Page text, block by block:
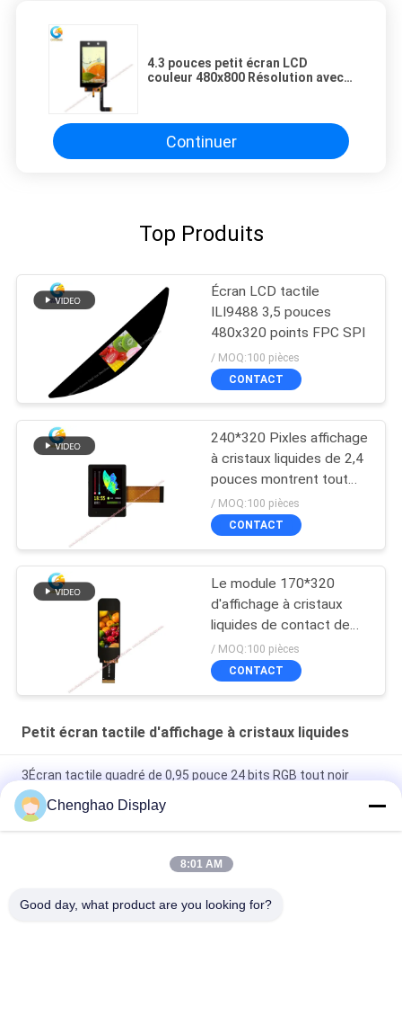
4.3 pouces petit écran LCD
couleur 480x800 Résolution avec
Continuer
Top Produits
Écran LCD tactile
ILI9488 3,5 pouces
480x320 points FPC SPI
/ MOQ:100 pièces
CONTACT
240*320 Pixles affichage
à cristaux liquides de 2,4
pouces montrent tout
l'angle de visualisation
avec I2C TP
/ MOQ:100 pièces
CONTACT
Le module 170*320
d'affichage à cristaux
liquides de contact de
1,9 IPS de pouce
pointille TFT avec 30 Pin
FPC
/ MOQ:100 pièces
CONTACT
Petit écran tactile d'affichage à cristaux liquides
3Écran tactile quadré de 0,95 pouce 24 bits RGB tout noir
effet 480X480 Panneau LCD TFT
Panneau d'affichage à écran tactile couleur de 3 pouces
800x268 pixels 25 broches IPS Tft Lcd Module
broches Interface MIPI
Chenghao Display
8:01 AM
Good day, what product are you looking for?